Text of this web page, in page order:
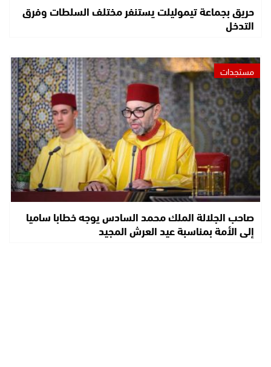
حريق بجماعة تيموليلت يستنفر مختلف السلطات وفرق
التدخل
مستجدات
صاحب الجلالة الملك محمد السادس يوجه خطابا ساميا
إلى الأمة بمناسبة عيد العرش المجيد